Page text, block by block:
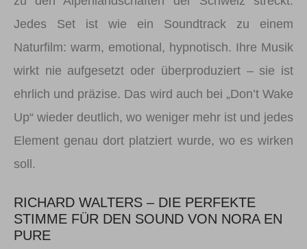
Jedes Set ist wie ein Soundtrack zu einem
Naturfilm: warm, emotional, hypnotisch. Ihre Musik
wirkt nie aufgesetzt oder überproduziert – sie ist
ehrlich und präzise. Das wird auch bei „Don’t Wake
Up“ wieder deutlich, wo weniger mehr ist und jedes
Element genau dort platziert wurde, wo es wirken
soll.
RICHARD WALTERS – DIE PERFEKTE
STIMME FÜR DEN SOUND VON NORA EN
PURE